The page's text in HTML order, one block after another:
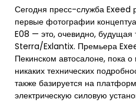
Сегодня пресс-служба Exeed
первые фотографии
E08 — это, очевидно, будущая
Sterra/Exlantix. Премьера
Пекинском автосалоне, пока
никаких технических
также базируется на
электрическую силовую